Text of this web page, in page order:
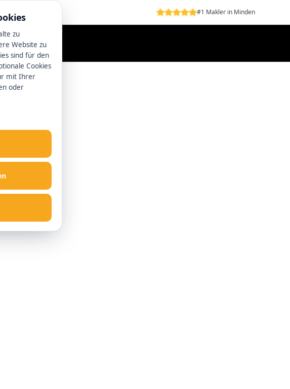
#1 Makler in Minden
zu
Website zu
sind für den
Cookies
mit Ihrer
oder